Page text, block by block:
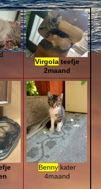
Virgolateefje
2maand
Bennykater
4maand